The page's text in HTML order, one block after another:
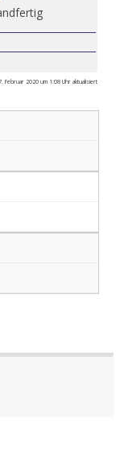
Februar 2020 um 1:08 Uhr aktualisiert